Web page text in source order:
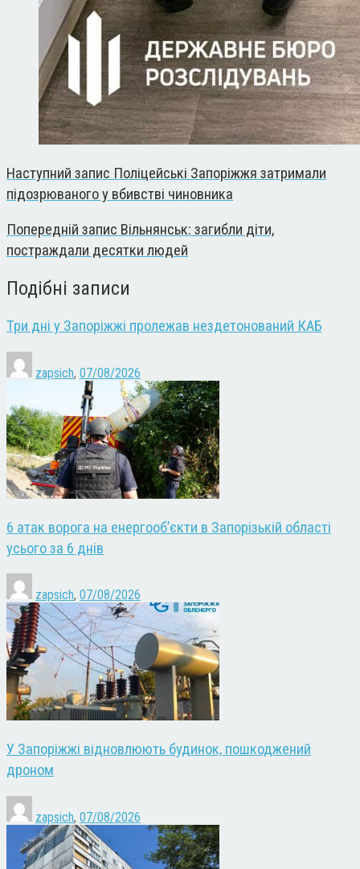
Наступний запис Поліцейські Запоріжжя затримали
підозрюваного у вбивстві чиновника
Попередній запис Вільнянськ: загибли діти,
постраждали десятки людей
Подібні записи
Три дні у Запоріжжі пролежав нездетонований КАБ
zapsich, 07/08/2026
6 атак ворога на енергооб’єкти в Запорізькій області
усього за 6 днів
zapsich, 07/08/2026
У Запоріжжі відновлюють будинок, пошкоджений
дроном
zapsich, 07/08/2026